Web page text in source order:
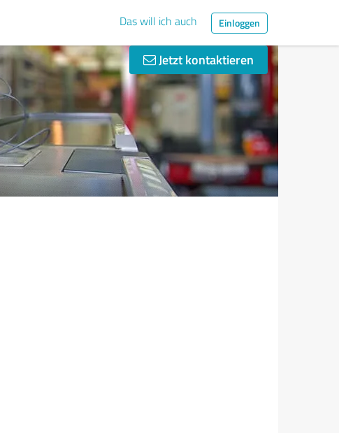
Das will ich auch Einloggen
Jetzt kontaktieren